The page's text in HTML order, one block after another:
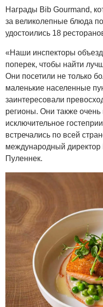
Награды Bib Gourmand,
за великолепные блюда
удостоились 18
«Наши инспекторы
поперек, чтобы найти
Они посетили не только
маленькие населенные
заинтересовали
регионы. Они также
исключительное
встречались по всей
международный
Пуленнек.